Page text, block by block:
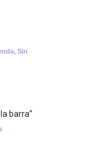
, Sin
barra”